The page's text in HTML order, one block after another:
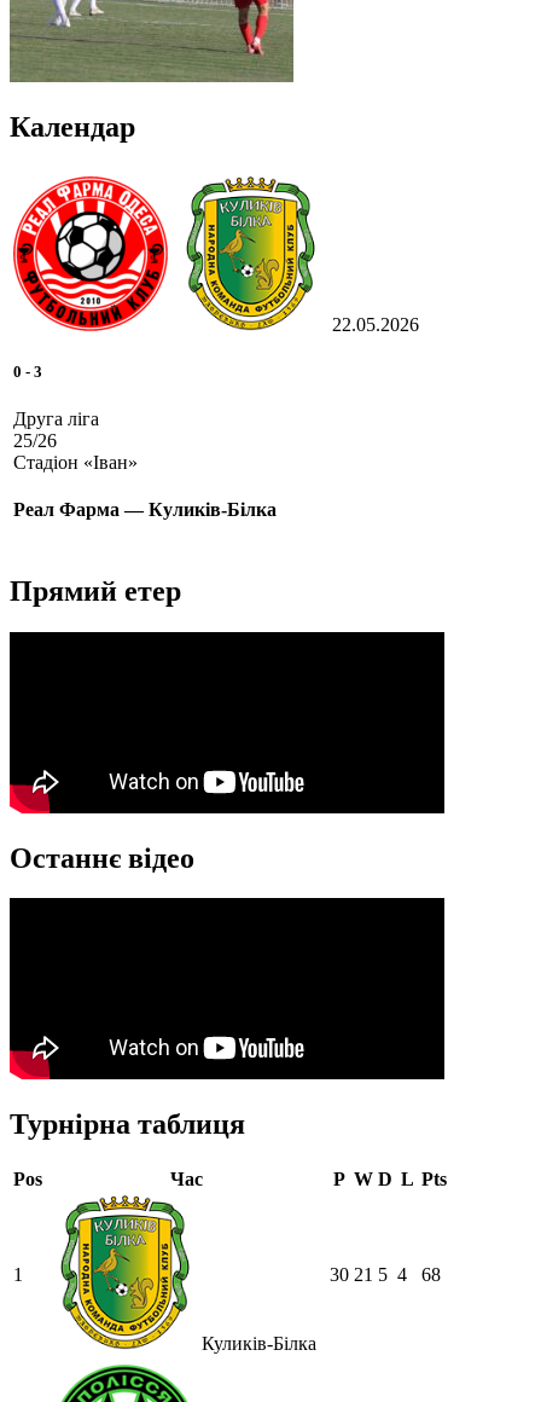
Календар
22.05.2026
0 - 3
Друга ліга
25/26
Стадіон «Іван»
Реал Фарма — Куликів-Білка
Прямий етер
Останнє відео
Турнірна таблиця
Pos Час P W D L Pts
1
Куликів-Білка
30 21 5 4 68